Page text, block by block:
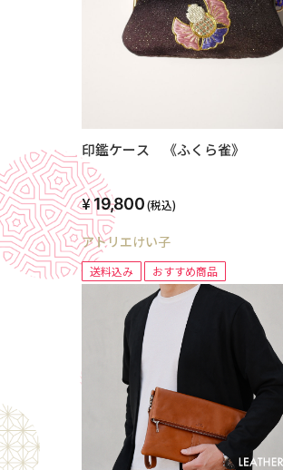
印鑑ケース 《ふくら雀》
19,800(税込)
アトリエけい子
送料込み おすすめ商品